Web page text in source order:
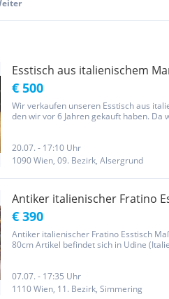
Esstisch aus italienischem
€ 500
Wir verkaufen unseren Esstisch aus
den wir vor 6 Jahren gekauft haben. Da
20.07. - 17:10 Uhr
1090 Wien, 09. Bezirk, Alsergrund
Antiker italienischer Fratino
€ 390
Antiker italienischer Fratino Esstisch
80cm Artikel befindet sich in Udine
07.07. - 17:35 Uhr
1110 Wien, 11. Bezirk, Simmering